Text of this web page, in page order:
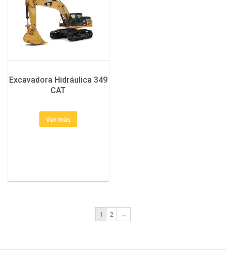
Excavadora Hidráulica 349
CAT
Ver más
1 2 →